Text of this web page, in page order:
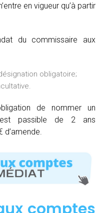
en vigueur qu’à partir
du commissaire aux
obligatoire;
de nommer un
passible de 2 ans